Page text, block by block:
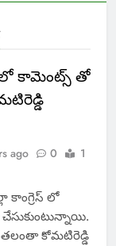
కామెంట్స్ తో
ago 0
1
కాంగ్రెస్ లో
కోమటిరెడ్డి